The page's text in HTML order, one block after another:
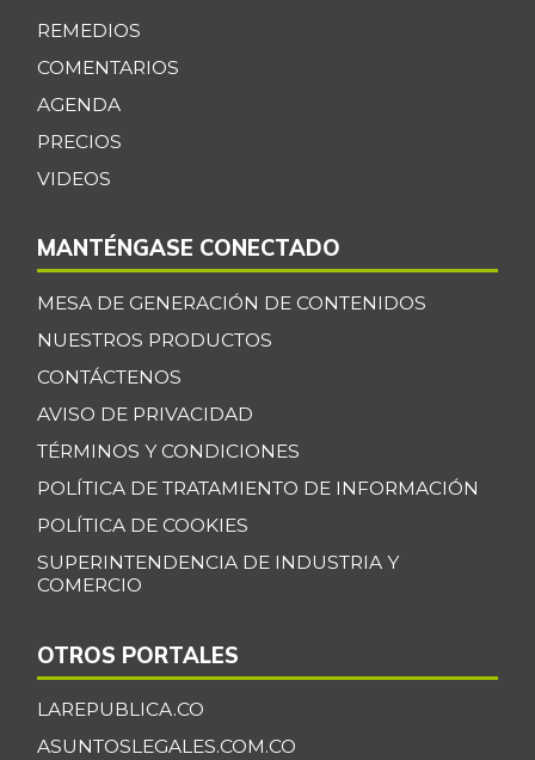
REMEDIOS
COMENTARIOS
AGENDA
PRECIOS
VIDEOS
MANTÉNGASE CONECTADO
MESA DE GENERACIÓN DE CONTENIDOS
NUESTROS PRODUCTOS
CONTÁCTENOS
AVISO DE PRIVACIDAD
TÉRMINOS Y CONDICIONES
POLÍTICA DE TRATAMIENTO DE INFORMACIÓN
POLÍTICA DE COOKIES
SUPERINTENDENCIA DE INDUSTRIA Y
COMERCIO
OTROS PORTALES
LAREPUBLICA.CO
ASUNTOSLEGALES.COM.CO